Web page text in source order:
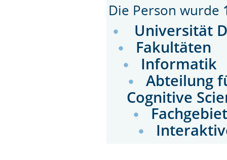
Die Person wurde
Universität
Fakultäten
Informatik
Abteilung
Cognitive